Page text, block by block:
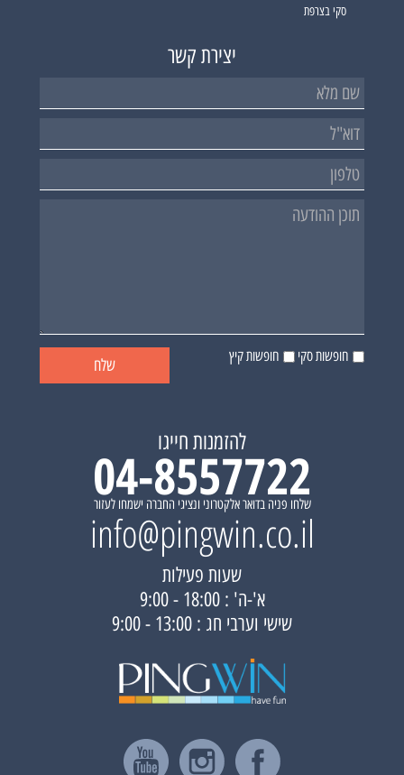
סקי בצרפת
יצירת קשר
חופשות סקי חופשות קיץ
להזמנות חייגו
04-8557722
שלחו פניה בדואר אלקטרוני ונציגי החברה ישמחו לעזור
info@pingwin.co.il
שעות פעילות
א'-ה' : 18:00 - 9:00
שישי וערבי חג : 13:00 - 9:00